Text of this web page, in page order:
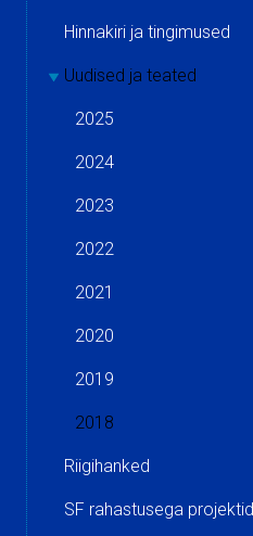
Hinnakiri ja tingimused
Uudised ja teated
2025
2024
2023
2022
2021
2020
2019
2018
Riigihanked
SF rahastusega projektid